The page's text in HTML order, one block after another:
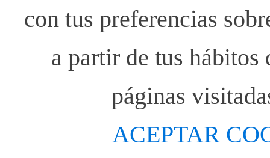
con tus preferencias
a partir de tus
páginas
ACEPTAR